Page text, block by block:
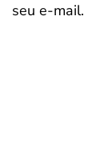
seu e-mail.